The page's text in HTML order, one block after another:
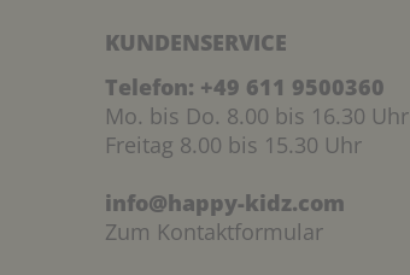
KUNDENSERVICE
Telefon: +49 611 9500360
Mo. bis Do. 8.00 bis 16.30 Uhr
Freitag 8.00 bis 15.30 Uhr
info@happy-kidz.com
Zum Kontaktformular